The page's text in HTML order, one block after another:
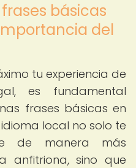
básicas
del
tu experiencia de
es fundamental
frases básicas en
local no solo te
de manera más
anfitriona, sino que